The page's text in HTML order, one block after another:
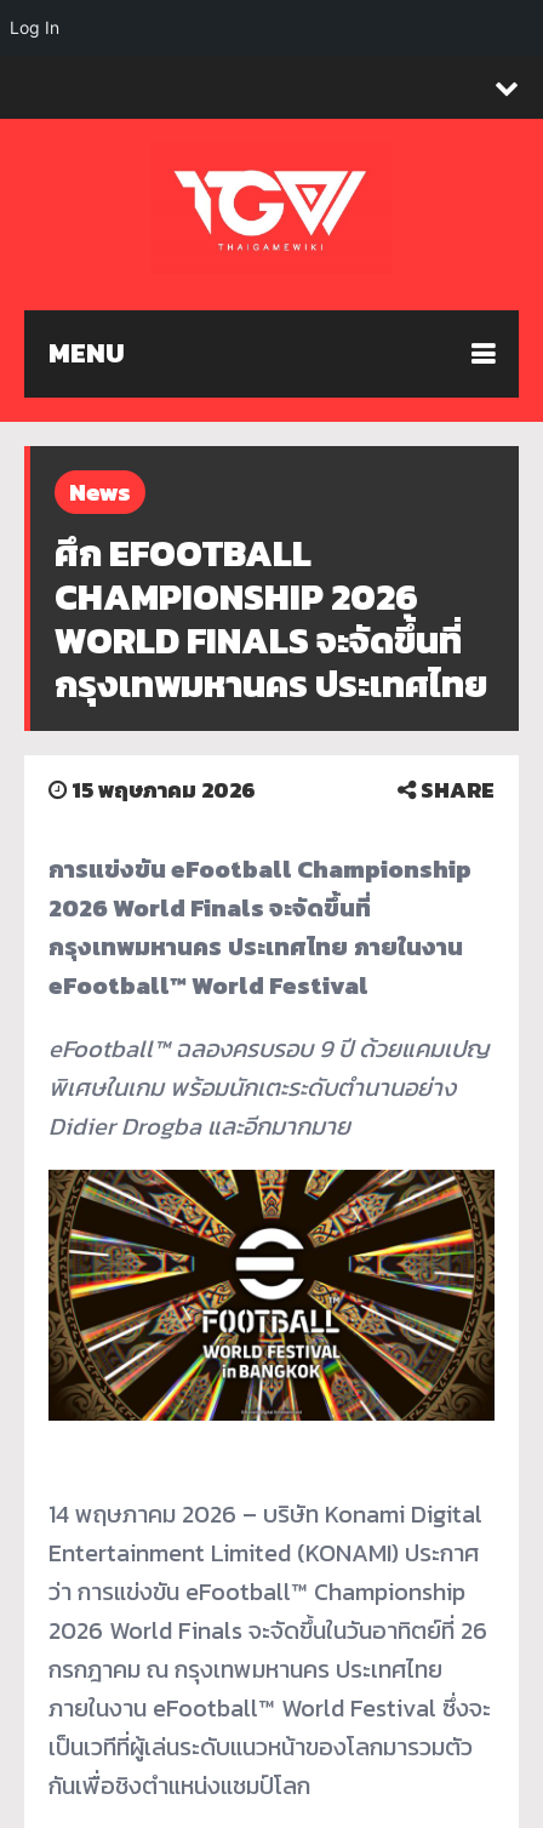
MENU
News
ศึก EFOOTBALL
CHAMPIONSHIP 2026
WORLD FINALS จะจัดขึ้นที่
กรุงเทพมหานคร ประเทศไทย
15 พฤษภาคม 2026 SHARE
การแข่งขันeFootball Championship
2026 World Finalsจะจัดขึ้นที่
กรุงเทพมหานคร ประเทศไทย ภายในงาน
eFootball™ World Festival
eFootball™ฉลองครบรอบ9ปี ด้วยแคมเปญ
พิเศษในเกม พร้อมนักเตะระดับตำนานอย่าง
Didier Drogbaและอีกมากมาย
14 พฤษภาคม 2026 – บริษัท Konami Digital
Entertainment Limited (KONAMI) ประกาศ
ว่า การแข่งขัน eFootball™ Championship
2026 World Finals จะจัดขึ้นในวันอาทิตย์ที่ 26
กรกฎาคม ณ กรุงเทพมหานคร ประเทศไทย
ภายในงาน eFootball™ World Festival ซึ่งจะ
เป็นเวทีที่ผู้เล่นระดับแนวหน้าของโลกมารวมตัว
กันเพื่อชิงตำแหน่งแชมป์โลก
Log In